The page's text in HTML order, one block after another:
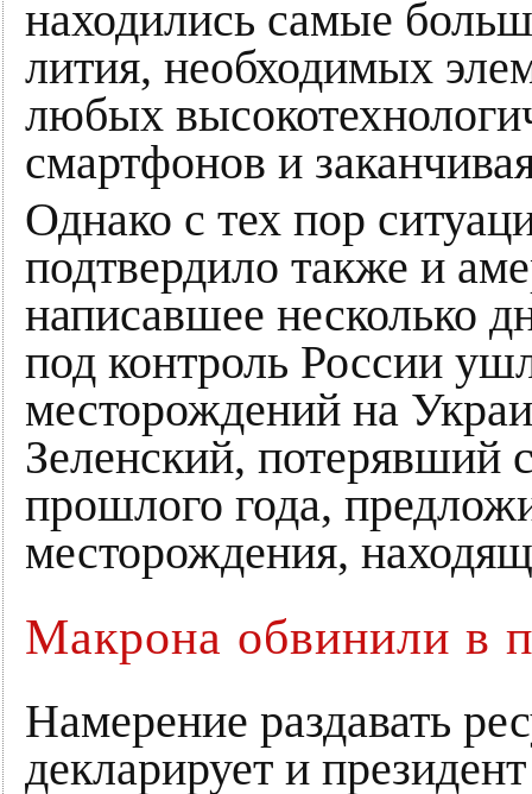
находились самые
лития, необходимых
любых
смартфонов и
Однако с тех пор
подтвердило также и
написавшее несколько
под контроль России
месторождений на
Зеленский, потерявший
прошлого года,
месторождения,
Макрона обвинили в
Намерение раздавать
декларирует и